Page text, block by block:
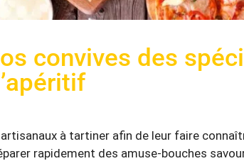
convives des
à tartiner afin de leur faire
rapidement des amuse-bouches